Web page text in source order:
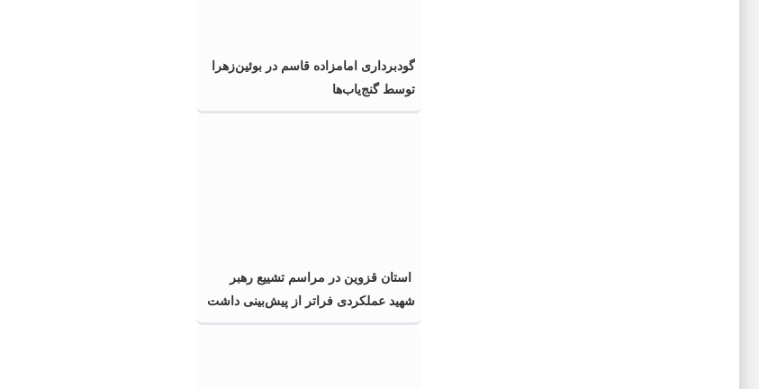
گودبرداری امامزاده‌ قاسم در بوئین‌زهرا
توسط گنج‌یاب‌ها
استان قزوین در مراسم تشییع رهبر
شهید عملکردی فراتر از پیش‌بینی داشت